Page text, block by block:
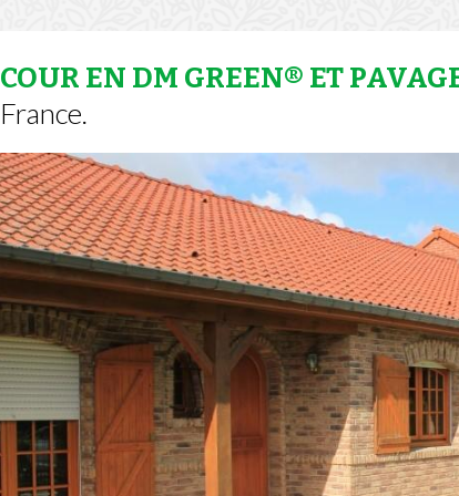
COUR EN DM GREEN® ET
France.